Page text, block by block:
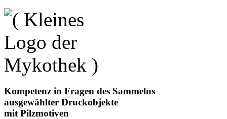
Kompetenz in Fragen des Sammelns
ausgewählter Druckobjekte
mit Pilzmotiven